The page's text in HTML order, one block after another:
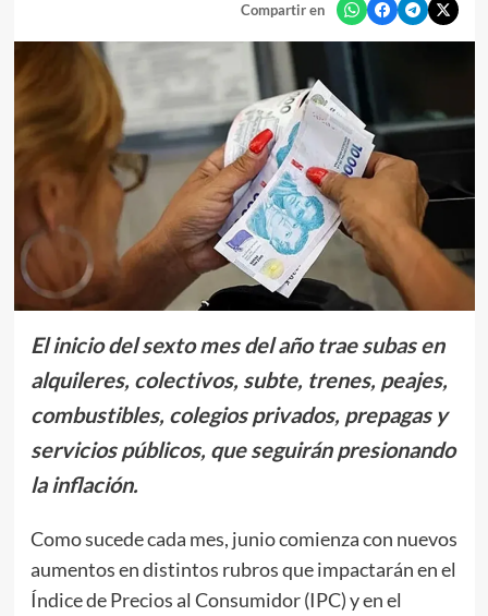
Compartir en
El inicio del sexto mes del año trae subas en
alquileres, colectivos, subte, trenes, peajes,
combustibles, colegios privados, prepagas y
servicios públicos, que seguirán presionando
la inflación.
Como sucede cada mes, junio comienza con nuevos
aumentos en distintos rubros que impactarán en el
Índice de Precios al Consumidor (IPC) y en el